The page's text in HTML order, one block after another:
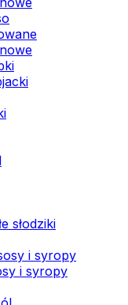
słodziki
i syropy
i syropy